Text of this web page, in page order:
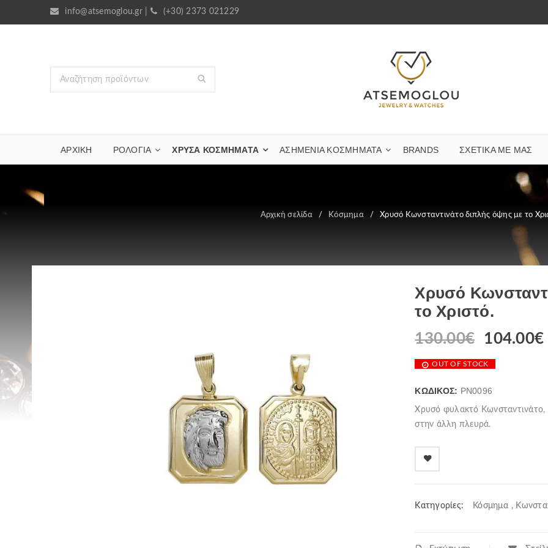
info@atsemoglou.gr| (+30) 2373 021229
ΑΡΧΙΚΗ ΡΟΛΟΓΙΑ ΧΡΥΣΆ ΚΟΣΜΉΜΑΤΑ ΑΣΗΜΈΝΙΑ ΚΟΣΜΉΜΑΤΑ BRANDS ΣΧΕΤΙΚΆ ΜΕ ΜΑΣ
Αρχική σελίδα / Κόσμημα / Χρυσό Κωνσταντινάτο διπλής όψης με το
Χρυσό
το Χριστό.
130.00€ 104.00€
OUT OF STOCK
ΚΩΔΙΚΌΣ: PN0096
Χρυσό φυλακτό Κωνσταντινάτο,
στην άλλη πλευρά.
Κατηγορίες: Κόσμημα ,